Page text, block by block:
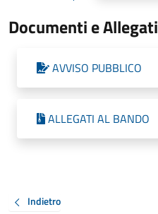
Documenti e Allegati
AVVISO PUBBLICO
ALLEGATI AL BANDO
Indietro